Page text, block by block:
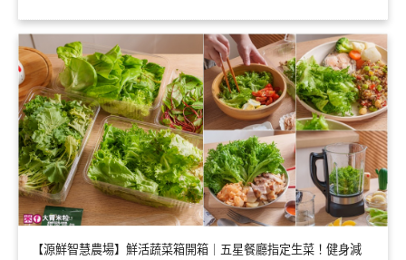
【源鮮智慧農場】鮮活蔬菜箱開箱｜五星餐廳指定生菜！健身減